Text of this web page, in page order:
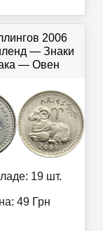
2006
— Знаки
— Овен
19 шт.
49Грн